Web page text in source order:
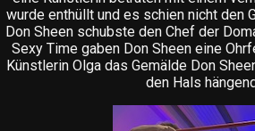
wurde enthüllt und es schien nicht den
Don Sheen schubste den Chef der
Sexy Time gaben Don Sheen eine
Künstlerin Olga das Gemälde Don
den Hals